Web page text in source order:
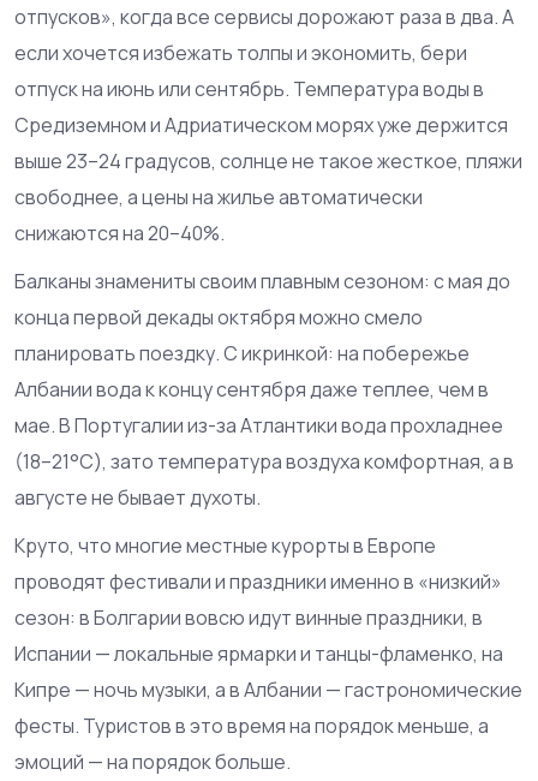
отпусков», когда все сервисы дорожают раза в два. А
если хочется избежать толпы и экономить, бери
отпуск на июнь или сентябрь. Температура воды в
Средиземном и Адриатическом морях уже держится
выше 23–24 градусов, солнце не такое жесткое, пляжи
свободнее, а цены на жилье автоматически
снижаются на 20–40%.
Балканы знамениты своим плавным сезоном: с мая до
конца первой декады октября можно смело
планировать поездку. С икринкой: на побережье
Албании вода к концу сентября даже теплее, чем в
мае. В Португалии из-за Атлантики вода прохладнее
(18–21°C), зато температура воздуха комфортная, а в
августе не бывает духоты.
Круто, что многие местные курорты в Европе
проводят фестивали и праздники именно в «низкий»
сезон: в Болгарии вовсю идут винные праздники, в
Испании — локальные ярмарки и танцы-фламенко, на
Кипре — ночь музыки, а в Албании — гастрономические
фесты. Туристов в это время на порядок меньше, а
эмоций — на порядок больше.